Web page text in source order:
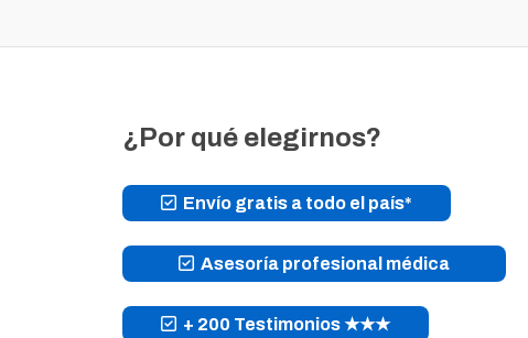
¿Por qué elegirnos?
Envío gratis a todo el país*
Asesoría profesional médica
+ 200 Testimonios ★★★